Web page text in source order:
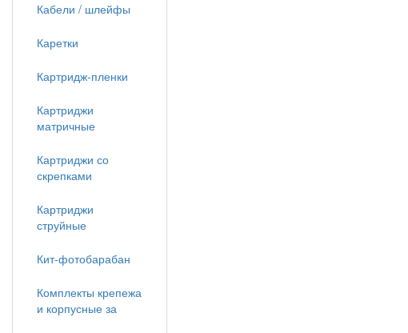
Кабели / шлейфы
Каретки
Картридж-пленки
Картриджи
матричные
Картриджи со
скрепками
Картриджи
струйные
Кит-фотобарабан
Комплекты крепежа
и корпусные за